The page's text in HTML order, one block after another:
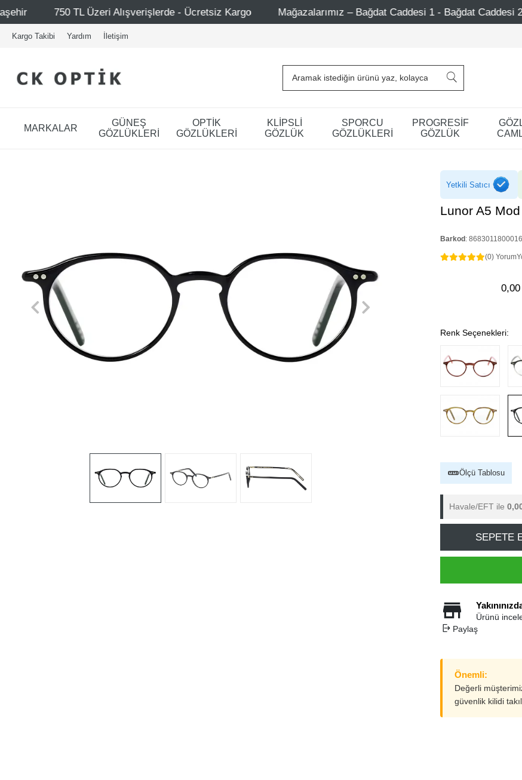
Alışverişlerde - Ücretsiz Kargo Mağazalarımız – Bağdat Caddesi 1 - Bağdat Caddesi 2 - Nişantaşı – Etiler
Kargo Takibi Yardım İletişim
MARKALAR
GÜNEŞ
GÖZLÜKLERİ
OPTİK
GÖZLÜKLERİ
KLİPSLİ
GÖZLÜK
SPORCU
GÖZLÜKLERİ
PROGRESİF
GÖZLÜK
Yetkili Satıcı
Lunor A5
Barkod : 8683011800016
(0) Yorum
Renk Seçenekleri:
Ölçü Tablosu
Havale/EFT ile
SEPETE
Ürünü
Paylaş
Önemli:
Değerli
güvenlik kilidi